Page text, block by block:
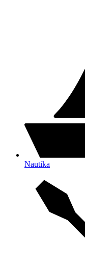
Nautika